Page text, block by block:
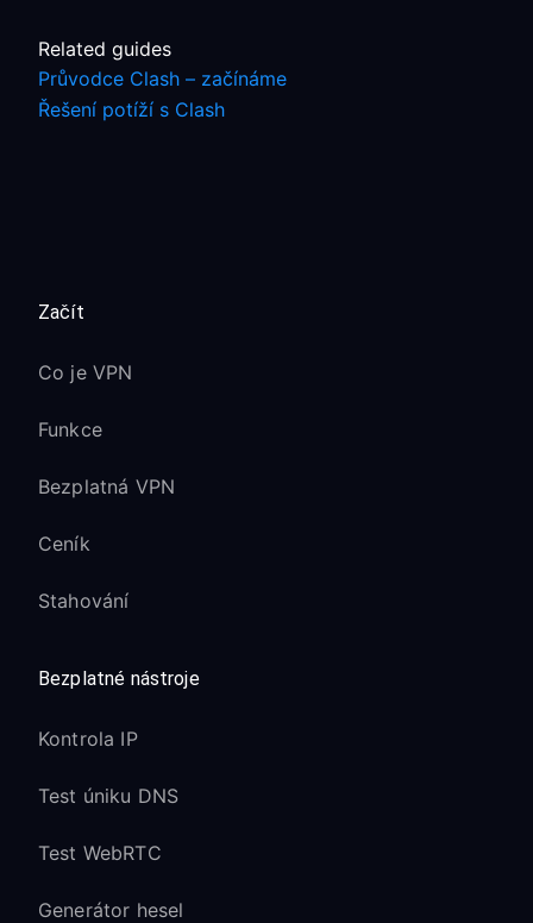
Related guides
Průvodce Clash – začínáme
Řešení potíží s Clash
Začít
Co je VPN
Funkce
Bezplatná VPN
Ceník
Stahování
Bezplatné nástroje
Kontrola IP
Test úniku DNS
Test WebRTC
Generátor hesel